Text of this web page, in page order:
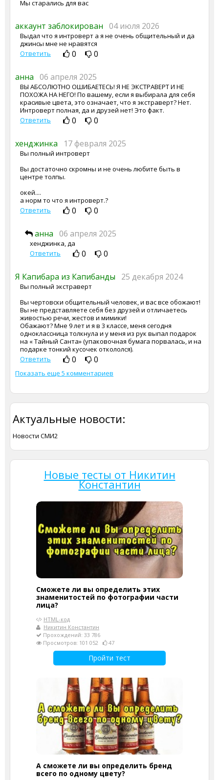
Мы старались для вас
аккаунт заблокирован 04 июля 2026
Выдал что я интроверт а я не очень общительный и да
джинсы мне не нравятся
Ответить
0 0
анна 06 апреля 2025
ВЫ АБСОЛЮТНО ОШИБАЕТЕСЬ! Я НЕ ЭКСТРАВЕРТ И НЕ
ПОХОЖА НА НЕГО! По вашему, если я выбирала для себя
красивые цвета, это означает, что я экстраверт? Нет.
Интроверт полная, да и друзей нет! Это факт.
Ответить
0 0
хенджинка 17 февраля 2025
Вы полный интроверт
Вы достаточно скромны и не очень любите быть в
центре толпы.
окей....
а норм то что я интроверт.?
Ответить
0 0
анна 06 апреля 2025
хенджинка, да
Ответить
0 0
Я Капибара из Капибанды 25 декабря 2024
Вы полный экстраверт
Вы чертовски общительный человек, и вас все обожают!
Вы не представляете себя без друзей и отличаетесь
живостью речи, жестов и мимики!
Обажают? Мне 9 лет и я в 3 классе, меня сегодня
одноклассница толкнула и у меня из рук выпал подарок
на « Тайный Санта» (упаковочная бумага порвалась, и на
подарке тонкий кусочек откололся).
Ответить
0 0
Показать еще 5 комментариев
Актуальные новости:
Новости СМИ2
Новые тесты от Никитин
Константин
Сможете ли вы определить этих
знаменитостей по фотографии части
лица?
HTML-код
Никитин Константин
Прохождений: 33 786
Просмотров: 101 052
47
Пройти тест
А сможете ли вы определить бренд
всего по одному цвету?